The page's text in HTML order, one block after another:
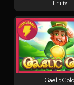
Fruits
Gaelic Gold